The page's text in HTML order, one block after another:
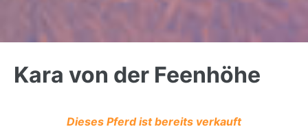
to
top
Kara von der Feenhöhe
Dieses Pferd ist bereits verkauft